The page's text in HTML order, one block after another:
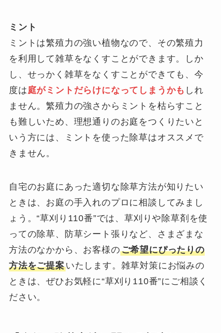
ミント
ミントは繁殖力の強い植物なので、その繁殖力
を利用して雑草をなくすことができます。しか
し、せっかく雑草をなくすことができても、今
度は 庭がミントだらけになってしまうかも しれ
ません。繁殖力の強さからミントを枯らすこと
も難しいため、理想通りのお庭をつくりたいと
いう方には、ミントを使った除草はオススメで
きません。
自宅のお庭にあった適切な除草方法が知りたい
ときは、お庭の手入れのプロに相談してみまし
ょう。“草刈り110番”では、草刈りや除草剤を使
っての除草、防草シート張りなど、さまざまな
方法のなかから、お客様のご希望にぴったりの
方法をご提案いたします。雑草対策にお悩みの
ときは、ぜひお気軽に“草刈り110番”にご相談く
ださい。